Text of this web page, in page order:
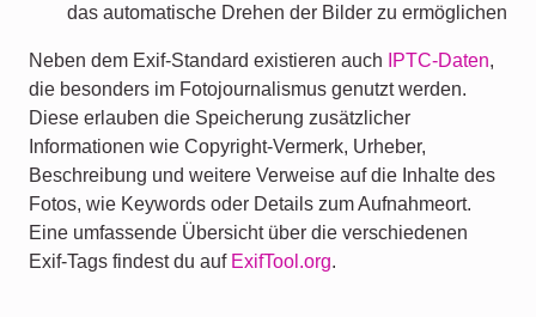
das automatische Drehen der Bilder zu ermöglichen
Neben dem Exif-Standard existieren auch IPTC-Daten,
die besonders im Fotojournalismus genutzt werden.
Diese erlauben die Speicherung zusätzlicher
Informationen wie Copyright-Vermerk, Urheber,
Beschreibung und weitere Verweise auf die Inhalte des
Fotos, wie Keywords oder Details zum Aufnahmeort.
Eine umfassende Übersicht über die verschiedenen
Exif-Tags findest du auf ExifTool.org.